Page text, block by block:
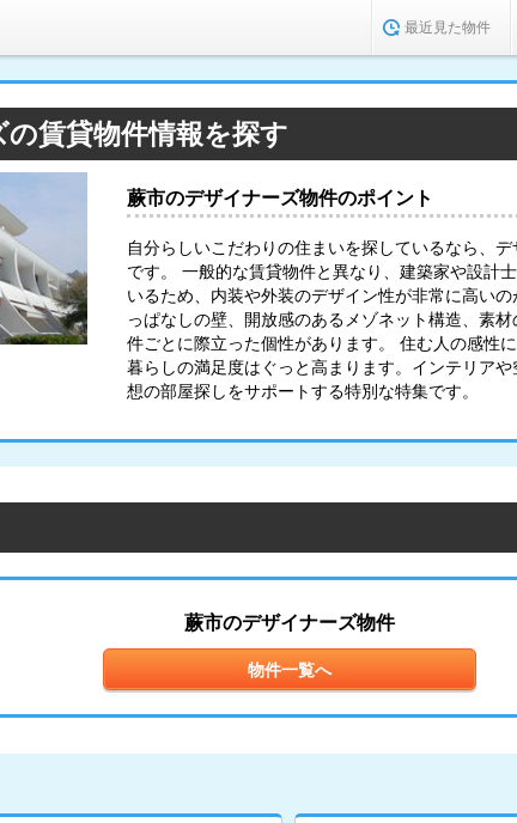
最近見た物件
賃貸物件情報を探す
蕨市のデザイナーズ物件のポイント
自分らしいこだわりの住まいを探しているなら、
です。 一般的な賃貸物件と異なり、建築家や設計
いるため、内装や外装のデザイン性が非常に高い
っぱなしの壁、開放感のあるメゾネット構造、素
件ごとに際立った個性があります。 住む人の感性
暮らしの満足度はぐっと高まります。インテリア
想の部屋探しをサポートする特別な特集です。
蕨市のデザイナーズ物件
物件一覧へ